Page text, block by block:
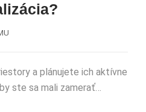
a plánujete ich aktívne
ste sa mali zamerať…